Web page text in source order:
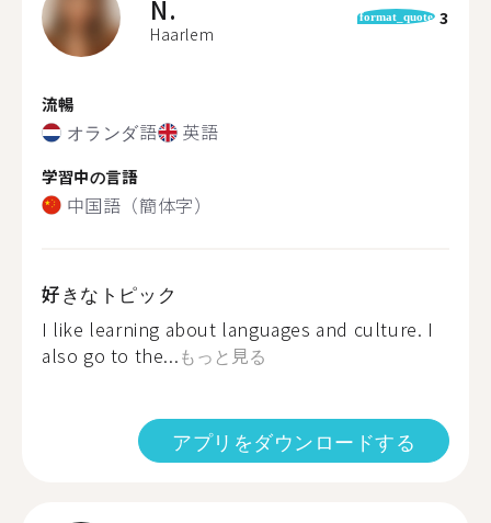
N.
Haarlem
format_quote 3
流暢
オランダ語 英語
学習中の言語
中国語（簡体字）
好きなトピック
I like learning about languages and culture. I
also go to the...もっと見る
アプリをダウンロードする